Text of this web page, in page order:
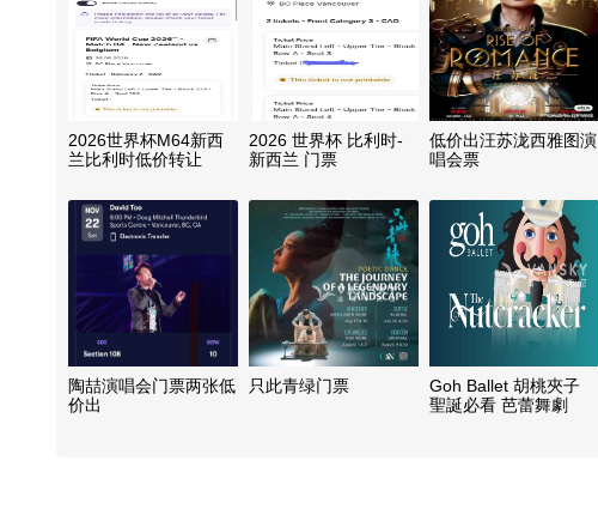
2026世界杯M64新西
兰比利时低价转让
2026 世界杯 比利时-
新西兰 门票
低价出汪苏泷西雅图演
唱会票
陶喆演唱会门票两张低
价出
只此青绿门票
Goh Ballet 胡桃夾子
聖誕必看 芭蕾舞劇